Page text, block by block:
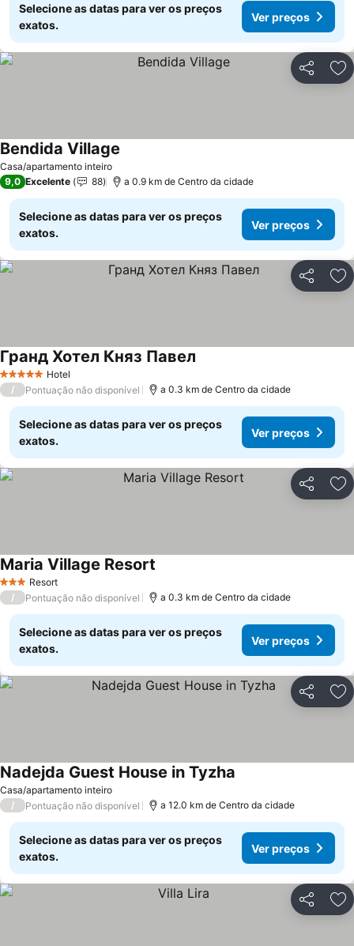
Selecione as datas para ver os preços
exatos.
Ver preços
Partilhar
Casa/apartamento inteiro
Bendida Village
9,0 Excelente 88 a 0.9 km de Centro da cidade
Selecione as datas para ver os preços
exatos.
Ver preços
Partilhar
5 Estrelas Hotel
Гранд Хотел Княз Павел
/ Pontuação não disponível a 0.3 km de Centro da cidade
Selecione as datas para ver os preços
exatos.
Ver preços
Partilhar
3 EstrelasResort
Maria Village Resort
/ Pontuação não disponível a 0.3 km de Centro da cidade
Selecione as datas para ver os preços
exatos.
Ver preços
Partilhar
Casa/apartamento inteiro
Nadejda Guest House in Tyzha
/ Pontuação não disponível a 12.0 km de Centro da cidade
Selecione as datas para ver os preços
exatos.
Ver preços
Partilhar